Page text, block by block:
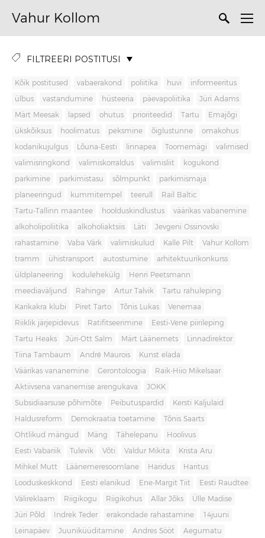
Vahur Kollom
FILTREERI POSTITUSI
Kõik postitused vabaerakond poliitika huvi informeeritus
ülbus vastandumine hüsteeria päevapoliitika Jüri Adams
Märt Meesak lapsed ohutus prioriteedid Tartu Emajõgi
ükskõiksus hoolimatus peksmine õiglustunne omakohus
kodanikujulgus Lõuna-Eesti linnapea Toomemägi valimised
valimisringkond valimiskorraldus valimisliit kogukond
parkimine parkimistasu sõlmpunkt parkimismaja
planeeringud kummitempel teerull Rail Baltic
Tartu-Tallinn maantee hoolduskindlustus väärikas vabanemine
alkoholipoliitika alkoholiaktsiis Läti Jevgeni Ossinovski
rahastamine Vaba Värk valimiskulud Kalle Pilt Vahur Kollom
tramm ühistransport autostumine arhitektuurikonkurss
üldplaneering kodulehekülg Henri Peetsmann
meediaväljund Rahinge Artur Talvik Tartu rahuleping
Karikakra klubi Piret Tarto Tõnis Lukas Venemaa
Riiklik järjepidevus Ratifitseerimine Eesti-Vene piirileping
Tartu Heaks Jüri-Ott Salm Märt Läänemets Linnadirektor
Tiina Tambaum André Maurois Kunst elada
Väärikas vananemine Gerontoloogia Raik-Hiio Mikelsaar
Aktiivsena vananemise arengukava JOKK
Subsidiaarsuse põhimõte Peibutuspardid Kersti Kaljulaid
Haldusreform Demokraatia toetamine Tõnis Saarts
Ohtlikud mängud Mäng Tähelepanu Hoolivus
Eesti Vabariik Tulevik Võti Valdur Mikita Krista Aru
Mihkel Mutt Läänemeresoomlane Haridus Haritus
Looduskeskkond Eesti elanikud Ene-Margit Tiit Eesti Raudtee
Välireklaam Riigikogu Riigikohus Allar Jõks Ülle Madise
Jüri Põld Indrek Teder erakondade rahastamine 14juuni
Leinapäev Juuniküüditamine Andres Sööt Aegumatu